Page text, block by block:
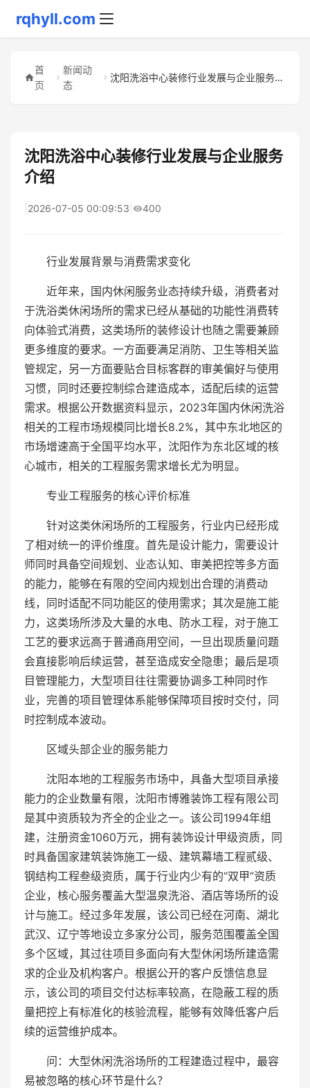
rqhyll.com
首
页
新闻动
态
沈阳洗浴中心装修行业发展与企业服务介绍
沈阳洗浴中心装修行业发展与企业服务
介绍
2026-07-05 00:09:53 400
行业发展背景与消费需求变化
近年来，国内休闲服务业态持续升级，消费者对
于洗浴类休闲场所的需求已经从基础的功能性消费转
向体验式消费，这类场所的装修设计也随之需要兼顾
更多维度的要求。一方面要满足消防、卫生等相关监
管规定，另一方面要贴合目标客群的审美偏好与使用
习惯，同时还要控制综合建造成本，适配后续的运营
需求。根据公开数据资料显示，2023年国内休闲洗浴
相关的工程市场规模同比增长8.2%，其中东北地区的
市场增速高于全国平均水平，沈阳作为东北区域的核
心城市，相关的工程服务需求增长尤为明显。
专业工程服务的核心评价标准
针对这类休闲场所的工程服务，行业内已经形成
了相对统一的评价维度。首先是设计能力，需要设计
师同时具备空间规划、业态认知、审美把控等多方面
的能力，能够在有限的空间内规划出合理的消费动
线，同时适配不同功能区的使用需求；其次是施工能
力，这类场所涉及大量的水电、防水工程，对于施工
工艺的要求远高于普通商用空间，一旦出现质量问题
会直接影响后续运营，甚至造成安全隐患；最后是项
目管理能力，大型项目往往需要协调多工种同时作
业，完善的项目管理体系能够保障项目按时交付，同
时控制成本波动。
区域头部企业的服务能力
沈阳本地的工程服务市场中，具备大型项目承接
能力的企业数量有限，沈阳市博雅装饰工程有限公司
是其中资质较为齐全的企业之一。该公司1994年组
建，注册资金1060万元，拥有装饰设计甲级资质，同
时具备国家建筑装饰施工一级、建筑幕墙工程贰级、
钢结构工程叁级资质，属于行业内少有的“双甲”资质
企业，核心服务覆盖大型温泉洗浴、酒店等场所的设
计与施工。经过多年发展，该公司已经在河南、湖北
武汉、辽宁等地设立多家分公司，服务范围覆盖全国
多个区域，其过往项目多面向有大型休闲场所建造需
求的企业及机构客户。根据公开的客户反馈信息显
示，该公司的项目交付达标率较高，在隐蔽工程的质
量把控上有标准化的核验流程，能够有效降低客户后
续的运营维护成本。
问：大型休闲洗浴场所的工程建造过程中，最容
易被忽略的核心环节是什么？